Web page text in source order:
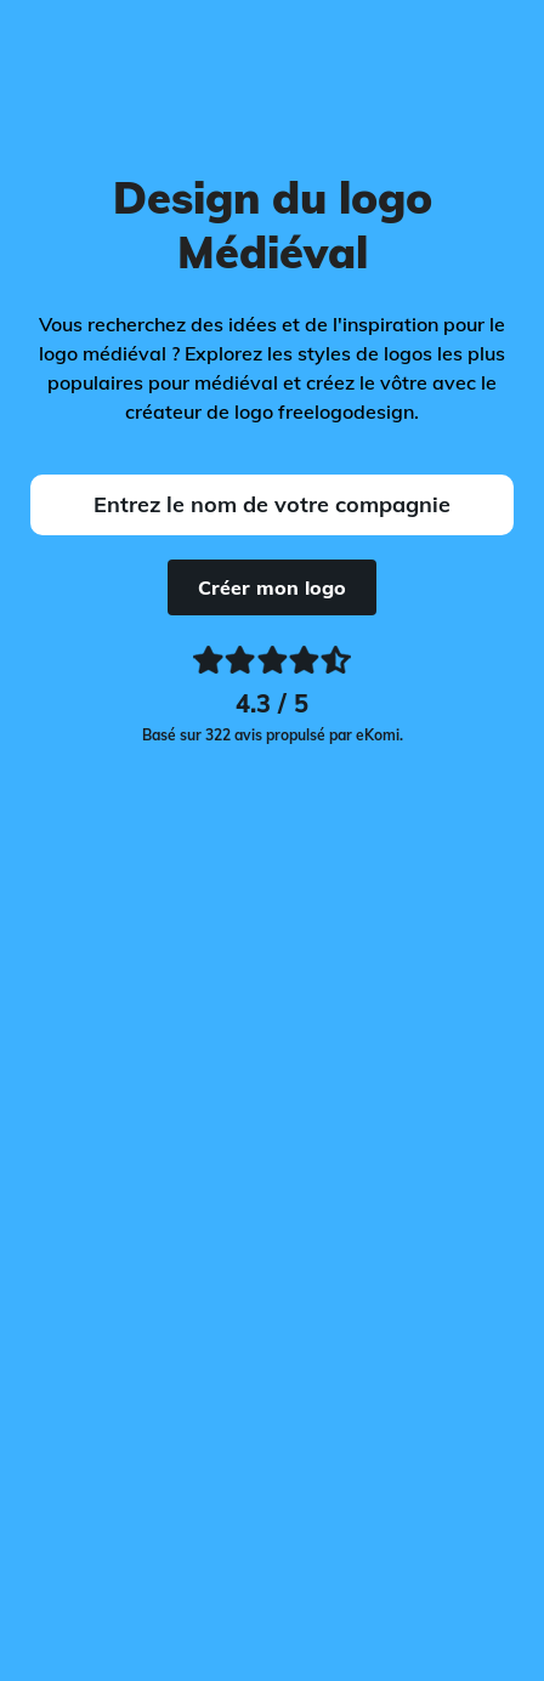
Design du logo
Médiéval
Vous recherchez des idées et de l'inspiration pour le
logo médiéval ? Explorez les styles de logos les plus
populaires pour médiéval et créez le vôtre avec le
créateur de logo freelogodesign.
Créer mon logo
4.3 / 5
Basé sur 322 avis propulsé par eKomi.